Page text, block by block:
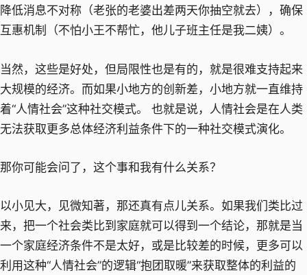
降低消息不对称（老张的老婆出差两天你抽空就去），确保
互惠机制（不怕小王不帮忙，他儿子班主任是我二姨）。
当然，这些是好处，但局限性也是有的，就是很难支持起来
大规模的经济。而如果小地方的创新差，小地方就一直维持
着“人情社会”这种社交模式。 也就是说，人情社会是在人类
无法获取更多总体经济利益条件下的一种社交模式演化。
那你可能会问了，这个事和我有什么关系？
以小见大，见微知著，那还真有点儿关系。如果我们类比过
来，把一个社会类比到家庭就可以得到一个结论，那就是当
一个家庭经济条件不是太好，或是比较差的时候，更多可以
利用这种“人情社会”的逻辑“抱团取暖”来获取整体的利益的